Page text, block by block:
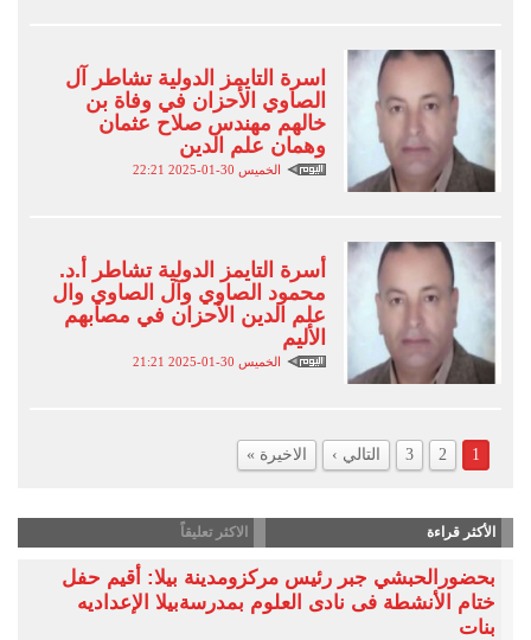
اسرة التايمز الدولية تشاطر آل
الصاوي الأحزان في وفاة بن
خالهم مهندس صلاح عثمان
وهمان علم الدين
الخميس 30-01-2025 22:21
أسرة التايمز الدولية تشاطر أ.د.
محمود الصاوي وآل الصاوي وال
علم الدين الأحزان في مصابهم
الأليم
الخميس 30-01-2025 21:21
1
2
3 التالي › الاخيرة »
الأكثر قراءة الاكثر تعليقاً
بحضورالحبشي جبر رئيس مركزومدينة بيلا: أقيم حفل
ختام الأنشطة فى نادى العلوم بمدرسةبيلا الإعداديه
بنات